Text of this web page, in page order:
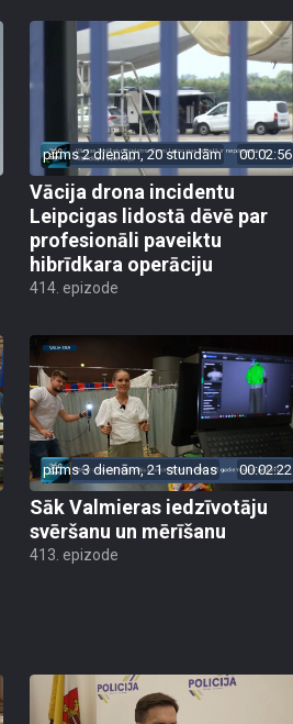
pirms 2 dienām, 20 stundām 00:02:56
Vācija drona incidentu
Leipcigas lidostā dēvē par
profesionāli paveiktu
hibrīdkara operāciju
414. epizode
pirms 3 dienām, 21 stundas 00:02:22
Sāk Valmieras iedzīvotāju
svēršanu un mērīšanu
413. epizode